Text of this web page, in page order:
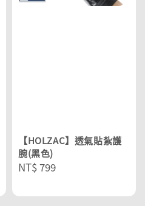
【HOLZAC】透氣貼紮護
腕(黑色)
Regular
NT$ 799